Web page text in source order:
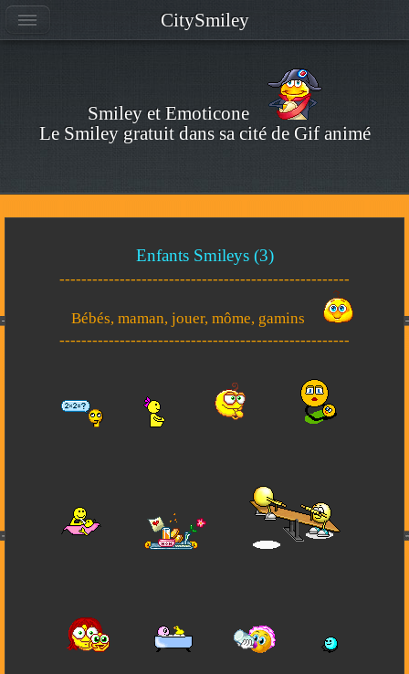
Smiley et Emoticone
Le Smiley gratuit dans sa cité de Gif animé
Enfants Smileys (3)
-----------------------------------------------------
Bébés, maman, jouer, môme, gamins
-----------------------------------------------------
CitySmiley